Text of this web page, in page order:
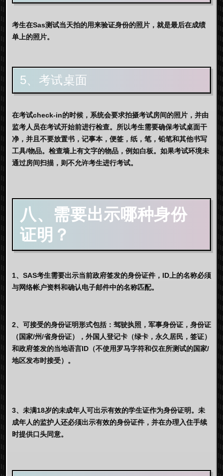
考生在Sas测试当天拍的用来验证身份的照片，就是最后在成绩
单上的照片。
5、考试桌面
在考试check-in的时候，系统会要求拍摄考试房间的照片，并由
监考人员在考试开始前进行检查。所以考生需要确保考试桌面干
净，并且不要放置书，记事本，便签，纸，笔，铅笔和其他书写
工具/物品。检查墙上有文字的物品，例如白板。如果考试环境未
通过房间扫描，则不允许考生进行考试。
八、需要出示哪种身份
证明？
1、SAS考生需要出示当前政府签发的身份证件，ID上的名称必须
与网络帐户资料和确认电子邮件中的名称匹配。
2、可接受的身份证明形式包括：驾驶执照，军事身份证，身份证
（国家/州/省身份证），外国人登记卡（绿卡，永久居民，签证）
和政府签发的当地语言ID（不使用罗马字符和仅在所测试的国家/
地区发布时接受）。
3、未满18岁的未成年人可出示有效的学生证作为身份证明。未
成年人的监护人还必须出示有效的身份证件，并在办理入住手续
时提供口头同意。